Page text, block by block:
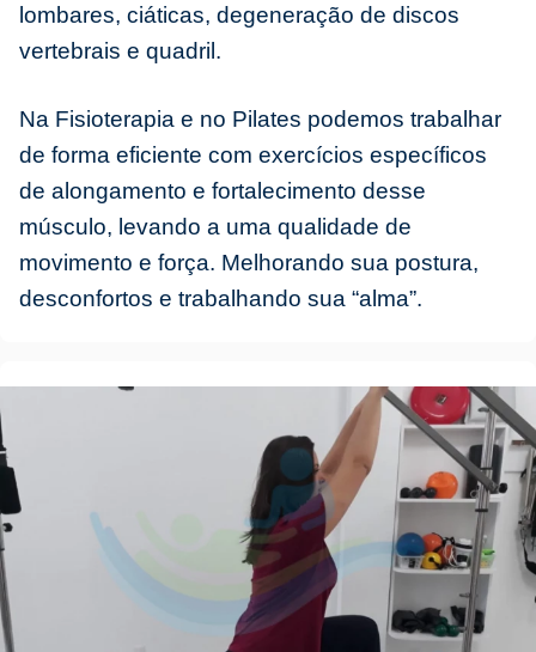
lombares, ciáticas, degeneração de discos
vertebrais e quadril.
Na Fisioterapia e no Pilates podemos trabalhar
de forma eficiente com exercícios específicos
de alongamento e fortalecimento desse
músculo, levando a uma qualidade de
movimento e força. Melhorando sua postura,
desconfortos e trabalhando sua “alma”.